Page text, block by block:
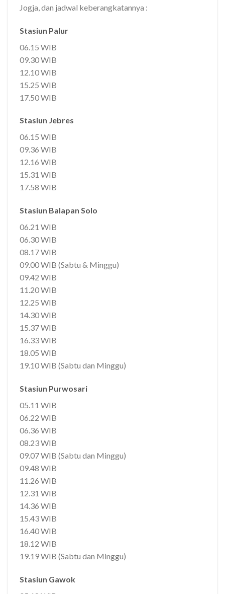
Jogja, dan jadwal keberangkatannya :
Stasiun Palur
06.15 WIB
09.30 WIB
12.10 WIB
15.25 WIB
17.50 WIB
Stasiun Jebres
06.15 WIB
09.36 WIB
12.16 WIB
15.31 WIB
17.58 WIB
Stasiun Balapan Solo
06.21 WIB
06.30 WIB
08.17 WIB
09.00 WIB (Sabtu & Minggu)
09.42 WIB
11.20 WIB
12.25 WIB
14.30 WIB
15.37 WIB
16.33 WIB
18.05 WIB
19.10 WIB (Sabtu dan Minggu)
Stasiun Purwosari
05.11 WIB
06.22 WIB
06.36 WIB
08.23 WIB
09.07 WIB (Sabtu dan Minggu)
09.48 WIB
11.26 WIB
12.31 WIB
14.36 WIB
15.43 WIB
16.40 WIB
18.12 WIB
19.19 WIB (Sabtu dan Minggu)
Stasiun Gawok